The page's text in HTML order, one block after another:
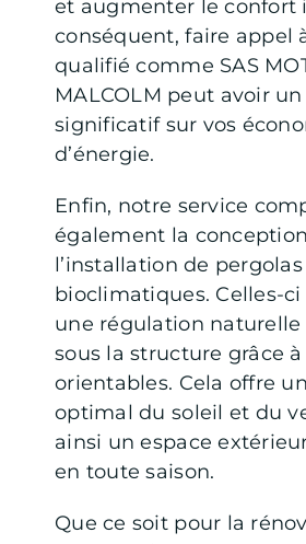
et augmenter le confort
conséquent, faire appel
qualifié comme SAS
MALCOLM peut avoir
significatif sur vos
d’énergie.
Enfin, notre service
également la
l’installation de pergolas
bioclimatiques. Celles-
une régulation
sous la structure grâce
orientables. Cela offre
optimal du soleil et du
ainsi un espace
en toute saison.
Que ce soit pour la